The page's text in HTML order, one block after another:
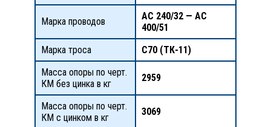
Марка проводов
АС 240/32 — АС
400/51
Марка троса
С70 (ТК-11)
Масса опоры по черт.
КМ без цинка в кг
2959
Масса опоры по черт.
КМ с цинком в кг
3069